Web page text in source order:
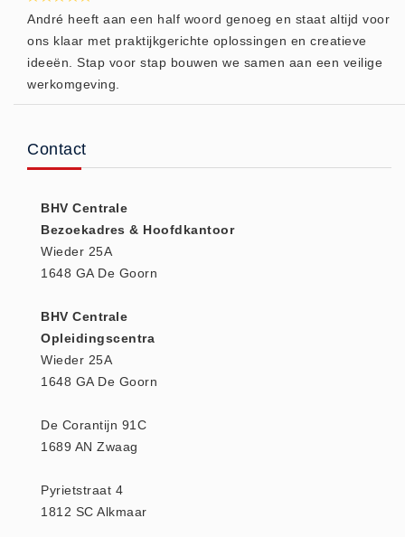
COVID-19 artikelen
COVID-19 artikelen (0)
Huidverzorging (5)
Overige (1)
Spieren en gewrichten (0)
Eerste Hulp Paneel
Eerste Hulp Paneel (0)
Noodkoffer (0)
Noodverlichting (1)
Zaklampen (9)
André heeft aan een half woord genoeg en staat altijd voor
ons klaar met praktijkgerichte oplossingen en creatieve
ideeën. Stap voor stap bouwen we samen aan een veilige
werkomgeving.
Contact
BHV Centrale
Bezoekadres & Hoofdkantoor
Wieder 25A
1648 GA De Goorn
BHV Centrale
Opleidingscentra
Wieder 25A
1648 GA De Goorn
De Corantijn 91C
1689 AN Zwaag
Pyrietstraat 4
1812 SC Alkmaar